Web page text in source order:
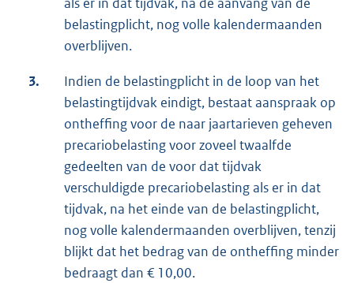
belastingplicht, nog volle kalendermaanden
overblijven.
3.
Indien de belastingplicht in de loop van het
belastingtijdvak eindigt, bestaat aanspraak op
ontheffing voor de naar jaartarieven geheven
precariobelasting voor zoveel twaalfde
gedeelten van de voor dat tijdvak
verschuldigde precariobelasting als er in dat
tijdvak, na het einde van de belastingplicht,
nog volle kalendermaanden overblijven, tenzij
blijkt dat het bedrag van de ontheffing minder
bedraagt dan € 10,00.